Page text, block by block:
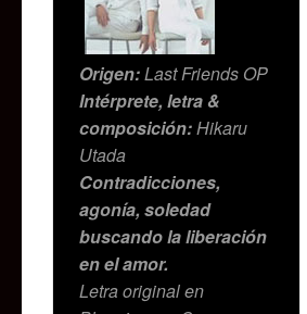
Origen:Last Friends OP
Intérprete, letra &
composición:Hikaru
Utada
Contradicciones,
agonía, soledad
buscando la liberación
en el amor.
Letra original en